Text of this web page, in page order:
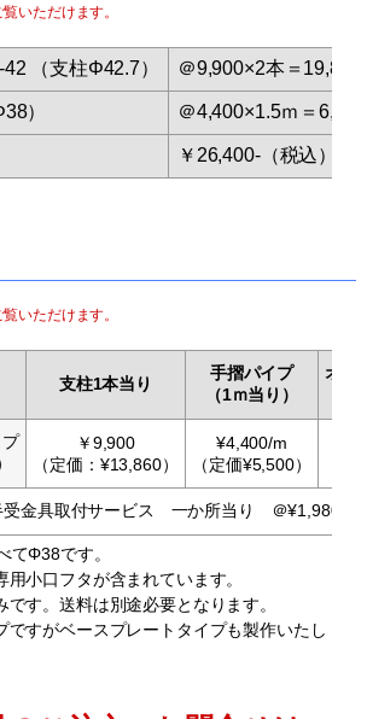
いただけます。
（支柱Φ42.7） ＠9,900×2本＝19,800
） ＠4,400×1.5ｍ＝6,600
￥26,400-（税込）
いただけます。
支柱1本当り
手摺パイプ
（1ｍ当り）
オプ
￥9,900
（定価：¥13,860）
¥4,400/m
（定価¥5,500）
受金具取付サービス 一か所当り ＠¥1,980
てΦ38です。
小口フタが含まれています。
す。送料は別途必要となります。
すがベースプレートタイプも製作いたし